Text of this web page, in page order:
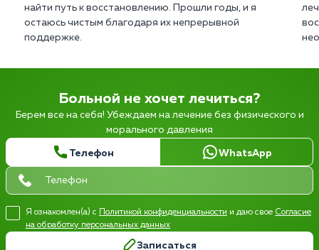
найти путь к восстановлению. Прошли годы, и я
остаюсь чистым благодаря их непрерывной
поддержке.
Больной не хочет лечиться?
Берем все на себя! Убеждаем на лечение без физического и
морального давления
Телефон WhatsApp
Я ознакомлен(а) с Политикой конфиденциальности и даю свое Согласие
на обработку персональных данных
Записаться